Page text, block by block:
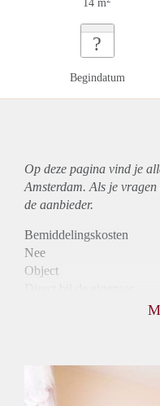
14 m
?
Begindatum
Op deze pagina vind je
Amsterdam. Als je
de aanbieder.
Bemiddelingskosten
Nee
Object
Huurtoeslag
Niet mogelijk